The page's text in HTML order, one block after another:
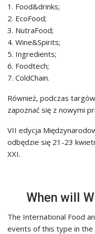
1. Food&drinks;
2. EcoFood;
3. NutraFood;
4. Wine&Spirits;
5. Ingredients;
6. Foodtech;
7. ColdChain.
Również, podczas
zapoznać się z nowymi
VII edycja
odbędzie się 21-23
XXI.
When will
The International Food
events of this type in the